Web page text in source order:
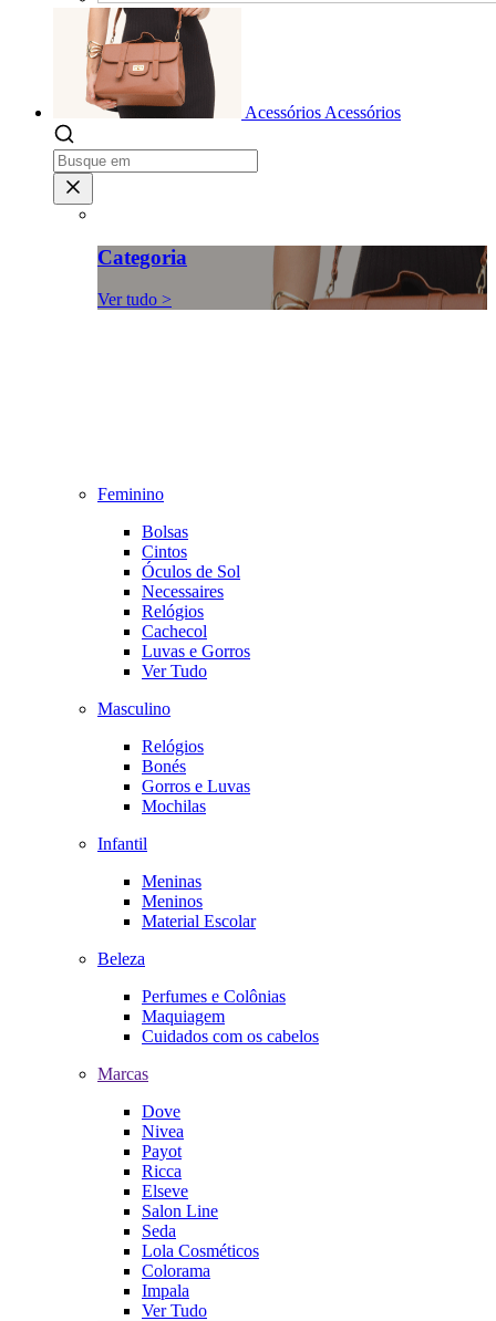
Acessórios Acessórios
Categoria
Ver tudo >
Feminino
Bolsas
Cintos
Óculos de Sol
Necessaires
Relógios
Cachecol
Luvas e Gorros
Ver Tudo
Masculino
Relógios
Bonés
Gorros e Luvas
Mochilas
Infantil
Meninas
Meninos
Material Escolar
Beleza
Perfumes e Colônias
Maquiagem
Cuidados com os cabelos
Marcas
Dove
Nivea
Payot
Ricca
Elseve
Salon Line
Seda
Lola Cosméticos
Colorama
Impala
Ver Tudo